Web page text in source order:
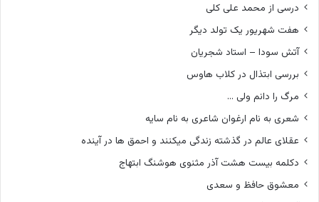
درسی از محمد علی کلی
هفت شهریور یک تولد دیگر
آتش سودا – استاد شجریان
بررسی ابتذال در کلاب هاوس
مرگ را دانم ولی …
شعری به نام ارغوان شاعری به نام سایه
عقلای عالم در گذشته زندگی میکنند و احمق ها در آینده
دکلمه بیست هشت آذر مثنوی هوشنگ ابتهاج
معشوق حافظ و سعدی